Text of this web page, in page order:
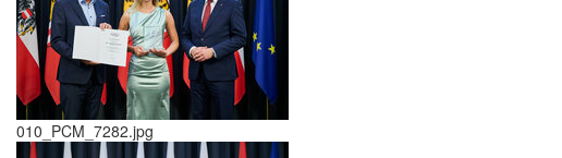
010_PCM_7282.jpg